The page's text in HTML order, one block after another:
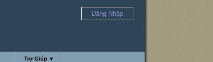
Đăng Nhập
Trợ Giúp ▼